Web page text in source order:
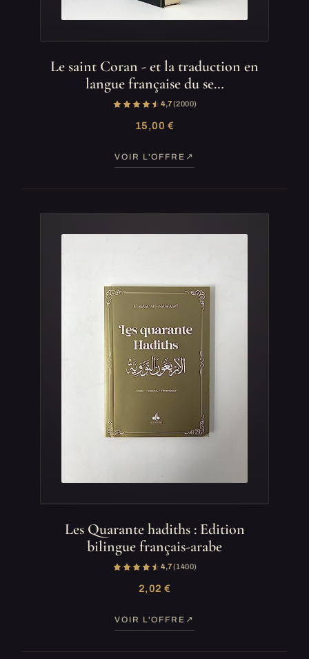
Le saint Coran - et la traduction en
langue française du se…
4,7(2 000)
15,00 €
VOIR L'OFFRE
Les Quarante hadiths : Edition
bilingue français-arabe
4,7(1 400)
2,02 €
VOIR L'OFFRE